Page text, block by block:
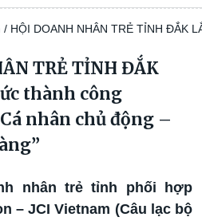
/ HỘI DOANH NHÂN TRẺ TỈNH ĐẮK
TRẺ TỈNH ĐẮK
thành công
nhân chủ động –
nhân trẻ tỉnh phối hợp
– JCI Vietnam (Câu lạc bộ